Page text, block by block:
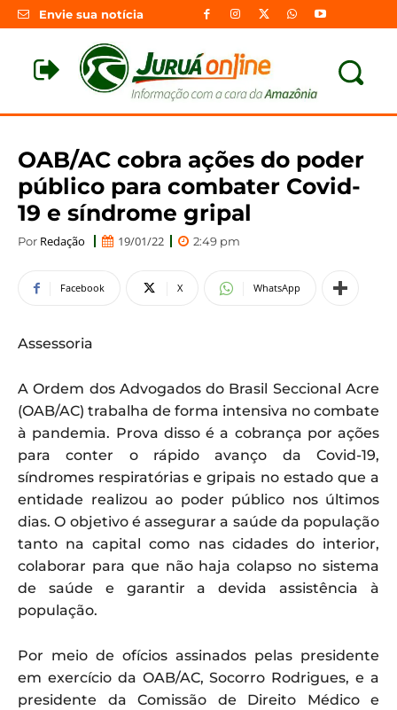
Envie sua notícia
OAB/AC cobra ações do poder
público para combater Covid-
19 e síndrome gripal
Por Redação 19/01/22 2:49 pm
Facebook X WhatsApp
Assessoria
A Ordem dos Advogados do Brasil Seccional Acre
(OAB/AC) trabalha de forma intensiva no combate
à pandemia. Prova disso é a cobrança por ações
para conter o rápido avanço da Covid-19,
síndromes respiratórias e gripais no estado que a
entidade realizou ao poder público nos últimos
dias. O objetivo é assegurar a saúde da população
tanto na capital como nas cidades do interior,
colaborar para que não haja colapso no sistema
de saúde e garantir a devida assistência à
população.
Por meio de ofícios assinados pelas presidente
em exercício da OAB/AC, Socorro Rodrigues, e a
presidente da Comissão de Direito Médico e